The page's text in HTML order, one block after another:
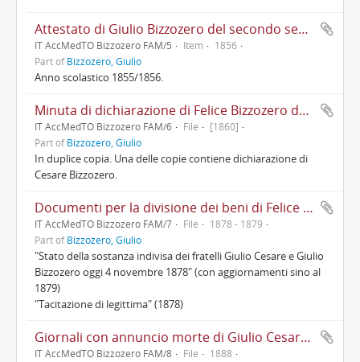
Attestato di Giulio Bizzozero del secondo semestre del ginnasio dell'Istituto Regio di S. Alessandro di Milano
IT AccMedTO Bizzozero FAM/5 Item
1856
Part ofBizzozero, Giulio
Anno scolastico 1855/1856.
Minuta di dichiarazione di Felice Bizzozero da inviare al Ministero affinché il figlio Cesare venga congedato dal prestare servizio militare nella guerra contro l'Austria, per poter portare avanti la gestione degli affari di famiglia
IT AccMedTO Bizzozero FAM/6 File
[1860]
Part ofBizzozero, Giulio
In duplice copia. Una delle copie contiene dichiarazione di
Cesare Bizzozero.
Documenti per la divisione dei beni di Felice Bizzozero tra Giulio Cesare e Giulio
IT AccMedTO Bizzozero FAM/7 File
1878 - 1879
Part ofBizzozero, Giulio
"Stato della sostanza indivisa dei fratelli Giulio Cesare e Giulio
Bizzozero oggi 4 novembre 1878" (con aggiornamenti sino al
1879)
"Tacitazione di legittima" (1878)
Giornali con annuncio morte di Giulio Cesare Bizzozero
IT AccMedTO Bizzozero FAM/8 File
1888